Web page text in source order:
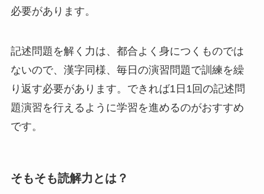
必要があります。
記述問題を解く力は、都合よく身につくものでは
ないので、漢字同様、毎日の演習問題で訓練を繰
り返す必要があります。できれば1日1回の記述問
題演習を行えるように学習を進めるのがおすすめ
です。
そもそも読解力とは？